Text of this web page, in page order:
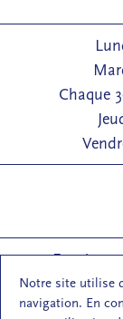
Notre site utilise
navigation. En
Chaque
Entrée : 2
Courrier :
E-mail :